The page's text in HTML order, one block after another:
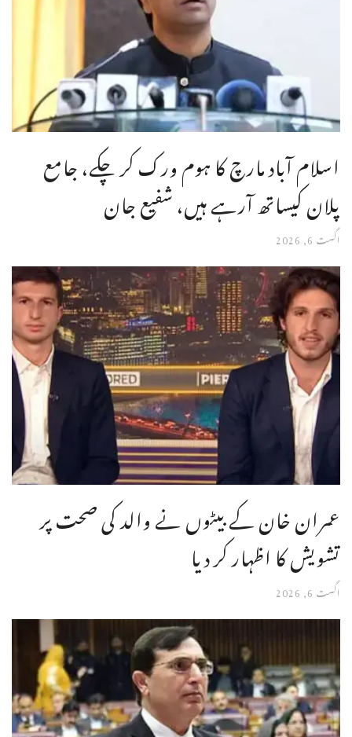
اسلام آباد مارچ کا ہوم ورک کر چکے، جامع
پلان کیساتھ آرہے ہیں، شفیع جان
اگست 6, 2026
عمران خان کے بیٹوں نے والد کی صحت پر
تشویش کا اظہار کر دیا
اگست 6, 2026